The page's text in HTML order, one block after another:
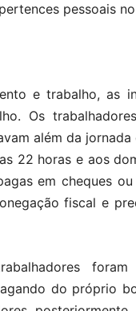
pessoais
e trabalho, as
Os
além da
22 horas e aos
em cheques
fiscal e
do próprio